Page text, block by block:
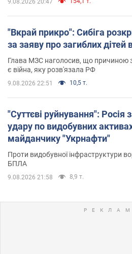
"Вкрай прикро": Сибіга
за заяву про загиблих дітей
Глава МЗС наголосив, що причиною
є війна, яку розв'язала РФ
9.08.2026 22:51 10,5 т.
"Суттєві руйнування": Росія
удару по видобувних
майданчику "Укрнафти"
Проти видобувної інфраструктури
БПЛА
9.08.2026 21:58 8,9 т.